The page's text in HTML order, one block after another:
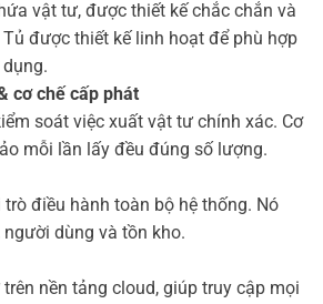
vật tư, được thiết kế chắc chắn và
được thiết kế linh hoạt để phù hợp
cơ chế cấp phát
soát việc xuất vật tư chính xác. Cơ
mỗi lần lấy đều đúng số lượng.
điều hành toàn bộ hệ thống. Nó
dùng và tồn kho.
nền tảng cloud, giúp truy cập mọi